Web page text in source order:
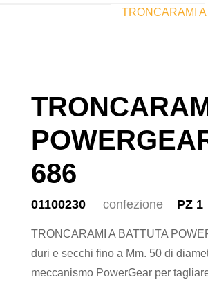
TRONCARAMI
686
01100230 confezione PZ 1
TRONCARAMI A BATTUTA
duri e secchi fino a Mm. 50 di
meccanismo PowerGear per